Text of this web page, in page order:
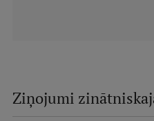
Ziņojumi